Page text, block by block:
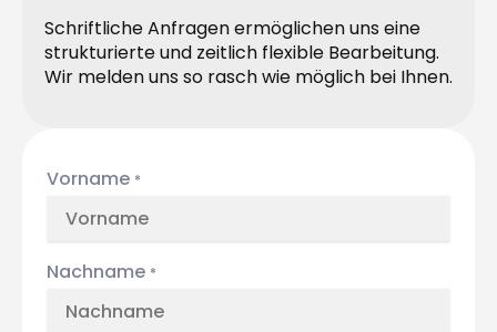
Vorname *
Nachname *
Schriftliche Anfragen ermöglichen uns eine
strukturierte und zeitlich flexible Bearbeitung.
Wir melden uns so rasch wie möglich bei Ihnen.